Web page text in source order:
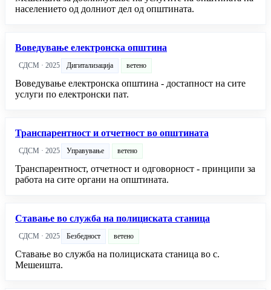
населението од долниот дел од општината.
Воведување електронска општина
СДСМ · 2025 Дигитализација ветено
Воведување електронска општина - достапност на сите
услуги по електронски пат.
Транспарентност и отчетност во општината
СДСМ · 2025 Управување ветено
Транспарентност, отчетност и одговорност - принципи за
работа на сите органи на општината.
Ставање во служба на полициската станица
СДСМ · 2025 Безбедност ветено
Ставање во служба на полициската станица во с.
Мешеишта.